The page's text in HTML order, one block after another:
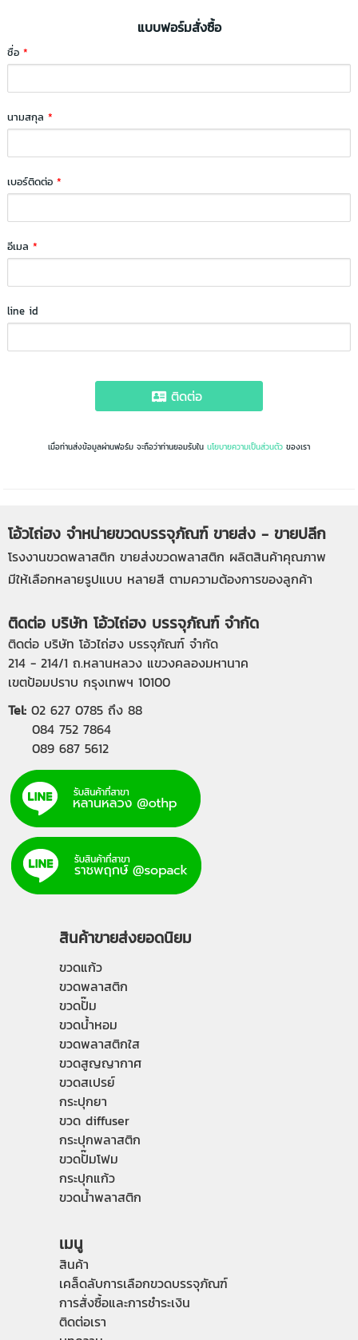
แบบฟอร์มสั่งซื้อ
ชื่อ*
นามสกุล*
เบอร์ติดต่อ*
อีเมล*
line id
ติดต่อ
เมื่อท่านส่งข้อมูลผ่านฟอร์ม จะถือว่าท่านยอมรับใน นโยบายความเป็นส่วนตัว ของเรา
โอ้วไถ่ฮง จำหน่ายขวดบรรจุภัณฑ์ ขายส่ง - ขายปลีก
โรงงานขวดพลาสติก ขายส่งขวดพลาสติก ผลิตสินค้าคุณภาพ
มีให้เลือกหลายรูปแบบ หลายสี ตามความต้องการของลูกค้า
ติดต่อ บริษัท โอ้วไถ่ฮง บรรจุภัณฑ์ จำกัด
ติดต่อ บริษัท โอ้วไถ่ฮง บรรจุภัณฑ์ จำกัด
214 - 214/1 ถ.หลานหลวง แขวงคลองมหานาค
เขตป้อมปราบ กรุงเทพฯ 10100
Tel: 02 627 0785 ถึง 88
084 752 7864
089 687 5612
สินค้าขายส่งยอดนิยม
ขวดแก้ว
ขวดพลาสติก
ขวดปั๊ม
ขวดน้ำหอม
ขวดพลาสติกใส
ขวดสูญญากาศ
ขวดสเปรย์
กระปุกยา
ขวด diffuser
กระปุกพลาสติก
ขวดปั๊มโฟม
กระปุกแก้ว
ขวดน้ำพลาสติก
เมนู
สินค้า
เคล็ดลับการเลือกขวดบรรจุภัณฑ์
การสั่งซื้อและการชำระเงิน
ติดต่อเรา